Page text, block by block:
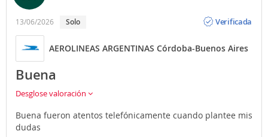
13/06/2026 Solo
Verificada
AEROLINEAS ARGENTINAS Córdoba-Buenos Aires
Buena
Desglose valoración
Buena fueron atentos telefónicamente cuando plantee mis
dudas